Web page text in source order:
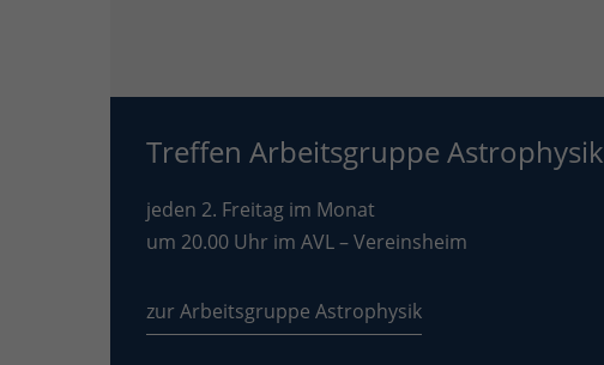
Treffen Arbeitsgruppe Astrophysik
jeden 2. Freitag im Monat
um 20.00 Uhr im AVL – Vereinsheim
zur Arbeitsgruppe Astrophysik